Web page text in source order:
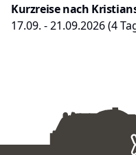
Kurzreise nach
17.09. - 21.09.2026(4